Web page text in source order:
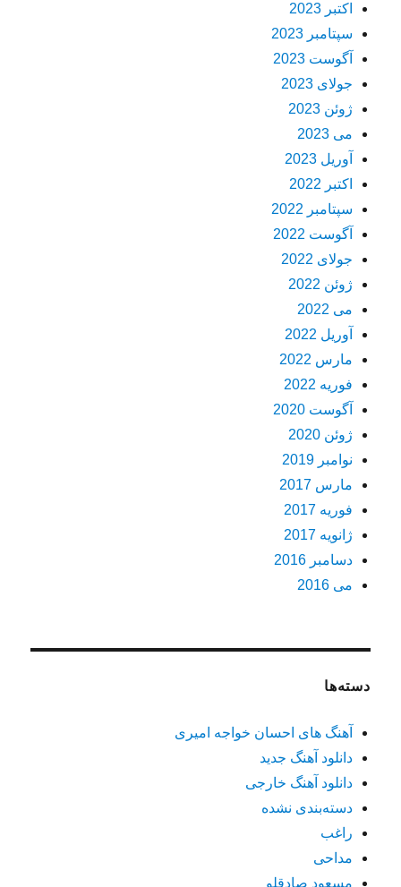
اکتبر 2023
سپتامبر 2023
آگوست 2023
جولای 2023
ژوئن 2023
می 2023
آوریل 2023
اکتبر 2022
سپتامبر 2022
آگوست 2022
جولای 2022
ژوئن 2022
می 2022
آوریل 2022
مارس 2022
فوریه 2022
آگوست 2020
ژوئن 2020
نوامبر 2019
مارس 2017
فوریه 2017
ژانویه 2017
دسامبر 2016
می 2016
دسته‌ها
آهنگ های احسان خواجه امیری
دانلود آهنگ جدید
دانلود آهنگ خارجی
دسته‌بندی نشده
راغب
مداحی
مسعود صادقلو